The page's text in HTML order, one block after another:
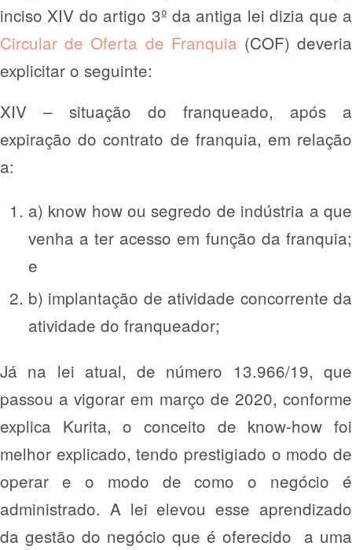
inciso XIV do artigo 3º da antiga lei dizia que a
Circular de Oferta de Franquia (COF) deveria
explicitar o seguinte:
XIV – situação do franqueado, após a
expiração do contrato de franquia, em relação
a:
a) know how ou segredo de indústria a que
venha a ter acesso em função da franquia;
e
b) implantação de atividade concorrente da
atividade do franqueador;
Já na lei atual, de número 13.966/19, que
passou a vigorar em março de 2020, conforme
explica Kurita, o conceito de know-how foi
melhor explicado, tendo prestigiado o modo de
operar e o modo de como o negócio é
administrado. A lei elevou esse aprendizado
da gestão do negócio que é oferecido a uma